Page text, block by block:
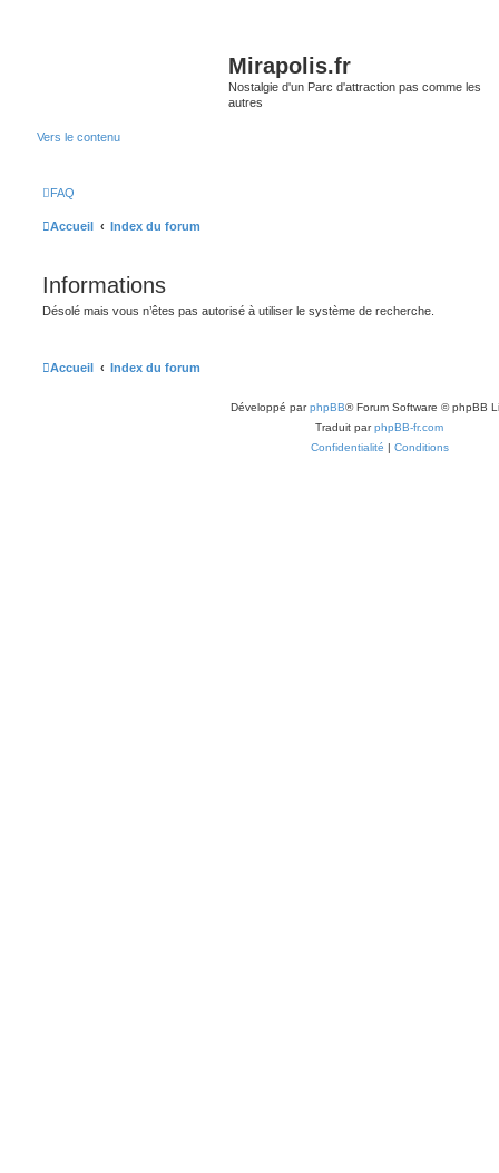
Mirapolis.fr
Nostalgie d'un Parc d'attraction pas comme les
autres
Vers le contenu
FAQ
Accueil Index du forum
Informations
Désolé mais vous n’êtes pas autorisé à utiliser le système de recherche.
Accueil Index du forum
Développé parphpBB® Forum Software © phpBB
Traduit parphpBB-fr.com
Confidentialité | Conditions